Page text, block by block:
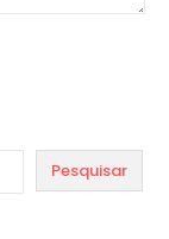
Pesquisar